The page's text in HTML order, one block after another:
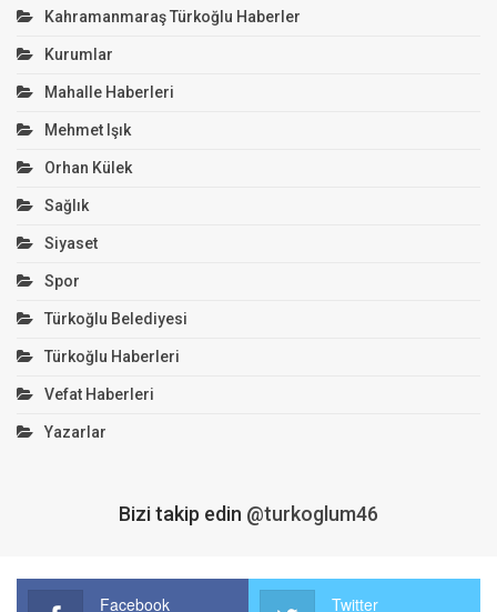
Kahramanmaraş Türkoğlu Haberler
Kurumlar
Mahalle Haberleri
Mehmet Işık
Orhan Külek
Sağlık
Siyaset
Spor
Türkoğlu Belediyesi
Türkoğlu Haberleri
Vefat Haberleri
Yazarlar
Bizi takip edin @turkoglum46
Facebook Twitter